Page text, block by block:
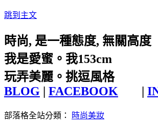
跳到主文
時尚, 是一種態度, 無關高度
我是愛蜜。我153cm
玩弄美麗。挑逗風格
BLOG | FACEBOOK |
部落格全站分類： 時尚美妝